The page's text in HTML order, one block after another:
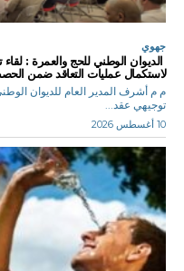
جهوي
الديوان الوطني للحج والعمرة :
لاستكمال عمليات التعاقد ضمن
م م أشرف المدير العام للديوان
توجيهي عقد...
10 أغسطس 2026